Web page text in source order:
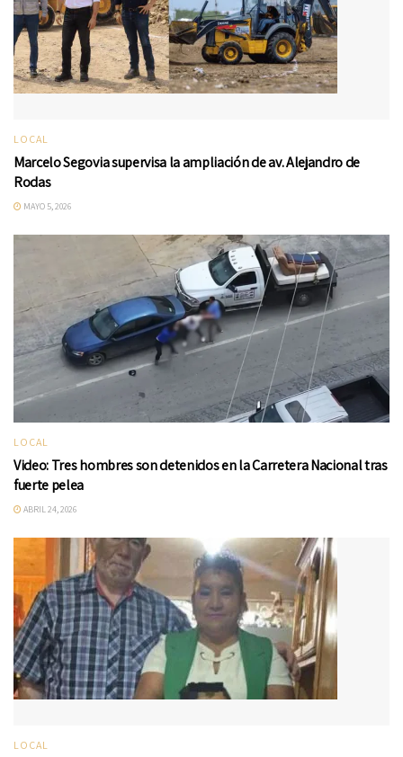
LOCAL
Marcelo Segovia supervisa la ampliación de av. Alejandro de
Rodas
MAYO 5, 2026
LOCAL
Video: Tres hombres son detenidos en la Carretera Nacional tras
fuerte pelea
ABRIL 24, 2026
LOCAL